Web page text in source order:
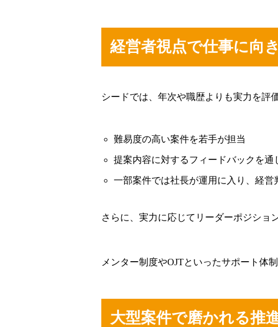
経営者視点で仕事に向
シードでは、年次や職歴よりも実力を評
難易度の高い案件を若手が担当
提案内容に対するフィードバックを
一部案件では社長が運用に入り、経営
さらに、実力に応じてリーダーポジショ
メンター制度やOJTといったサポート体
大型案件で磨かれる推